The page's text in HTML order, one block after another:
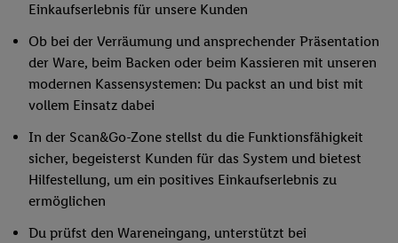
Einkaufserlebnis für unsere Kunden
Ob bei der Verräumung und ansprechender Präsentation
der Ware, beim Backen oder beim Kassieren mit unseren
modernen Kassensystemen: Du packst an und bist mit
vollem Einsatz dabei
In der Scan&Go-Zone stellst du die Funktionsfähigkeit
sicher, begeisterst Kunden für das System und bietest
Hilfestellung, um ein positives Einkaufserlebnis zu
ermöglichen
Du prüfst den Wareneingang, unterstützt bei